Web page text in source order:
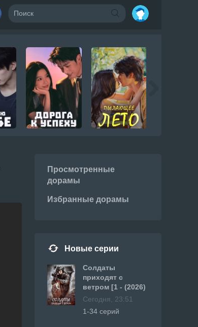
Просмотренные
дорамы
Избранные дорамы
Новые серии
Солдаты
приходят с
ветром [1 - (2026)
Сегодня, 23:51
1-34 серий